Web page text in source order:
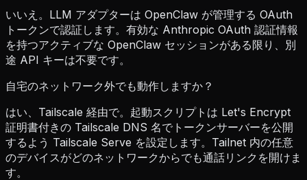
いいえ。LLM アダプターは OpenClaw が管理する OAuth
トークンで認証します。有効な Anthropic OAuth 認証情報
を持つアクティブな OpenClaw セッションがある限り、別
途 API キーは不要です。
自宅のネットワーク外でも動作しますか？
はい、Tailscale 経由で。起動スクリプトは Let's Encrypt
証明書付きの Tailscale DNS 名でトークンサーバーを公開
するよう Tailscale Serve を設定します。Tailnet 内の任意
のデバイスがどのネットワークからでも通話リンクを開けま
す。